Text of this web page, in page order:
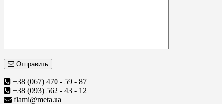
Отправить
+38 (067) 470 - 59 - 87
+38 (093) 562 - 43 - 12
flami@meta.ua